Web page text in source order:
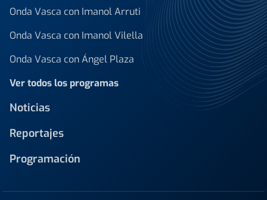
Onda Vasca con Imanol Arruti
Onda Vasca con Imanol Vilella
Onda Vasca con Ángel Plaza
Ver todos los programas
Noticias
Reportajes
Programación